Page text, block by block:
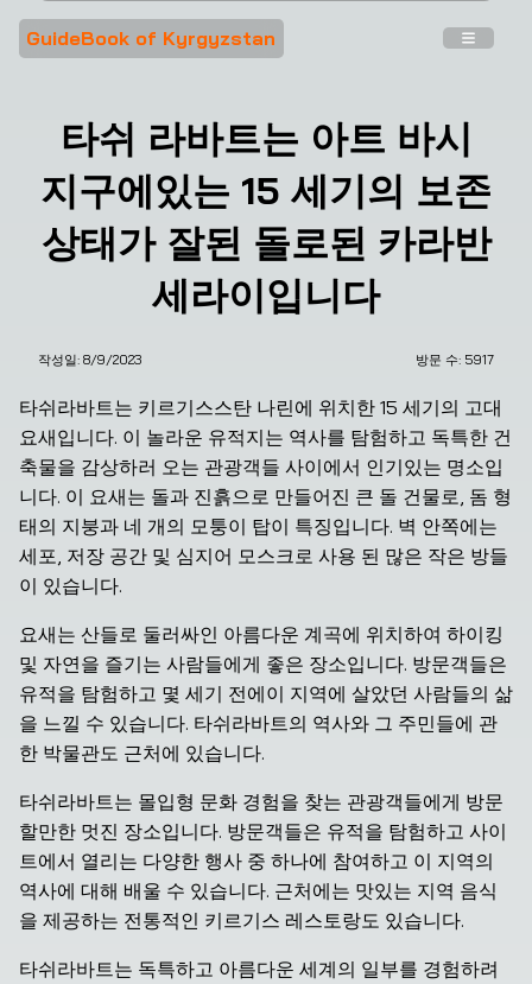
GuideBook of Kyrgyzstan
타쉬 라바트는 아트 바시
지구에있는 15 세기의 보존
상태가 잘된 돌로된 카라반
세라이입니다
작성일: 8/9/2023 방문 수: 5917
타쉬라바트는 키르기스스탄 나린에 위치한 15 세기의 고대
요새입니다. 이 놀라운 유적지는 역사를 탐험하고 독특한 건
축물을 감상하러 오는 관광객들 사이에서 인기있는 명소입
니다. 이 요새는 돌과 진흙으로 만들어진 큰 돌 건물로, 돔 형
태의 지붕과 네 개의 모퉁이 탑이 특징입니다. 벽 안쪽에는
세포, 저장 공간 및 심지어 모스크로 사용 된 많은 작은 방들
이 있습니다.
요새는 산들로 둘러싸인 아름다운 계곡에 위치하여 하이킹
및 자연을 즐기는 사람들에게 좋은 장소입니다. 방문객들은
유적을 탐험하고 몇 세기 전에이 지역에 살았던 사람들의 삶
을 느낄 수 있습니다. 타쉬라바트의 역사와 그 주민들에 관
한 박물관도 근처에 있습니다.
타쉬라바트는 몰입형 문화 경험을 찾는 관광객들에게 방문
할만한 멋진 장소입니다. 방문객들은 유적을 탐험하고 사이
트에서 열리는 다양한 행사 중 하나에 참여하고 이 지역의
역사에 대해 배울 수 있습니다. 근처에는 맛있는 지역 음식
을 제공하는 전통적인 키르기스 레스토랑도 있습니다.
타쉬라바트는 독특하고 아름다운 세계의 일부를 경험하려